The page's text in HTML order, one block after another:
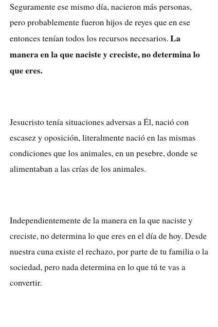
Seguramente ese mismo día, nacieron más personas,
pero probablemente fueron hijos de reyes que en ese
entonces tenían todos los recursos necesarios. La
manera en la que naciste y creciste, no determina lo
que eres.
Jesucristo tenía situaciones adversas a Él, nació con
escasez y oposición, literalmente nació en las mismas
condiciones que los animales, en un pesebre, donde se
alimentaban a las crías de los animales.
Independientemente de la manera en la que naciste y
creciste, no determina lo que eres en el día de hoy. Desde
nuestra cuna existe el rechazo, por parte de tu familia o la
sociedad, pero nada determina en lo que tú te vas a
convertir.